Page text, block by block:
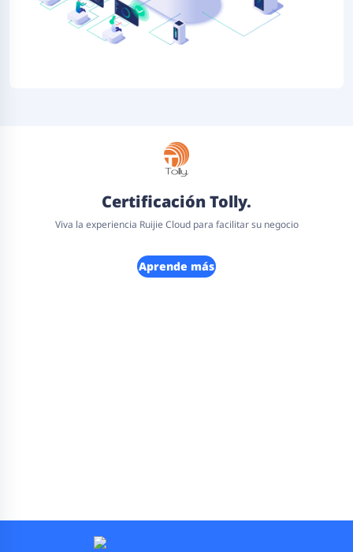
Certificación Tolly.
Viva la experiencia Ruijie Cloud para facilitar su negocio
Aprende más